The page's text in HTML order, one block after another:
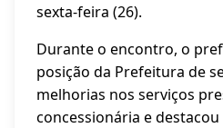
sexta-feira (26).
Durante o encontro, o
posição da Prefeitura de
melhorias nos serviços
concessionária e